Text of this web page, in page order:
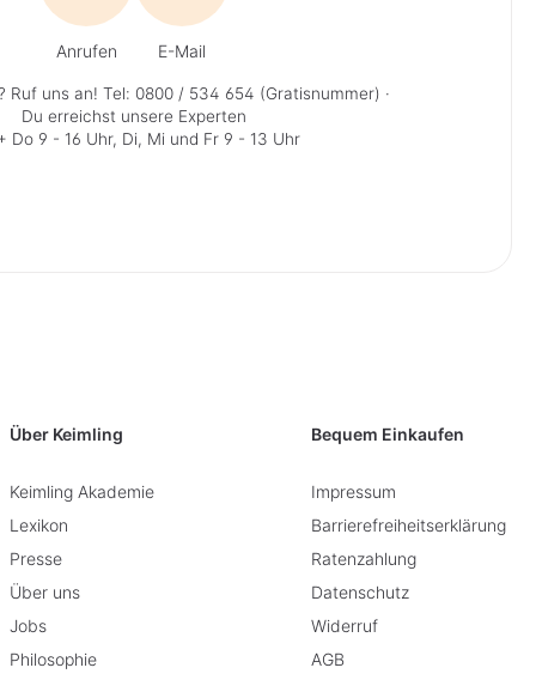
Anrufen E-Mail
Ruf uns an! Tel: 0800 / 534 654 (Gratisnummer) ·
Du erreichst unsere Experten
Do 9 - 16 Uhr, Di, Mi und Fr 9 - 13 Uhr
Über Keimling
Keimling Akademie
Lexikon
Presse
Über uns
Jobs
Philosophie
Bequem Einkaufen
Impressum
Barrierefreiheitserklärung
Ratenzahlung
Datenschutz
Widerruf
AGB